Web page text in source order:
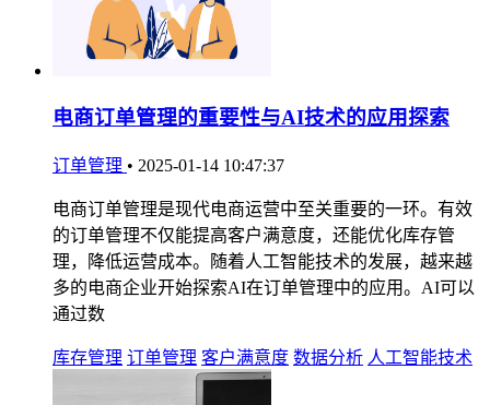
电商订单管理的重要性与AI技术的应用探索
订单管理 • 2025-01-14 10:47:37
电商订单管理是现代电商运营中至关重要的一环。有效
的订单管理不仅能提高客户满意度，还能优化库存管
理，降低运营成本。随着人工智能技术的发展，越来越
多的电商企业开始探索AI在订单管理中的应用。AI可以
通过数
库存管理 订单管理 客户满意度 数据分析 人工智能技术